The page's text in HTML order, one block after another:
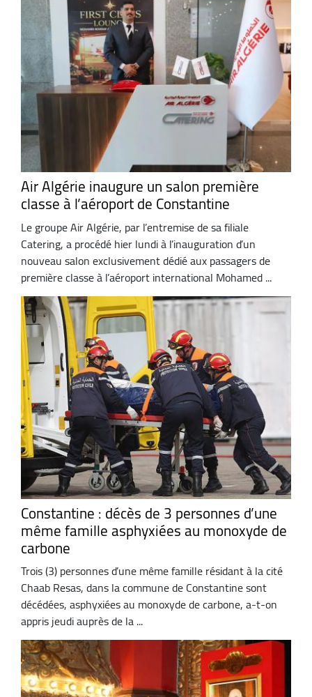
Air Algérie inaugure un salon première
classe à l’aéroport de Constantine
Le groupe Air Algérie, par l’entremise de sa filiale
Catering, a procédé hier lundi à l’inauguration d’un
nouveau salon exclusivement dédié aux passagers de
première classe à l’aéroport international Mohamed ...
Constantine : décès de 3 personnes d’une
même famille asphyxiées au monoxyde de
carbone
Trois (3) personnes d’une même famille résidant à la cité
Chaab Resas, dans la commune de Constantine sont
décédées, asphyxiées au monoxyde de carbone, a-t-on
appris jeudi auprès de la ...